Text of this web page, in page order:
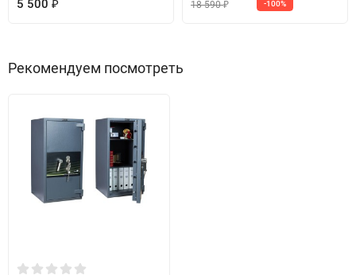
5 500 ₽ 18 590₽ -100%
Рекомендуем посмотреть